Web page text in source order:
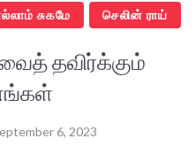
சுகமே செலின் ராய்
தவிர்க்கும்
6, 2023